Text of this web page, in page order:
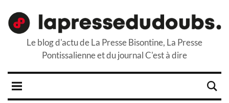
Le blog d'actu de La Presse Bisontine, La Presse
Pontissalienne et du journal C'est à dire